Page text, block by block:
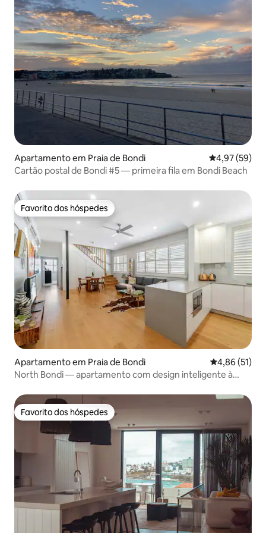
Apartamento em Praia de Bondi Classificação
4,97 (59)
Cartão postal de Bondi #5 — primeira fila em Bondi Beach
Favorito dos hóspedes
Favorito dos hóspedes
Apartamento em Praia de Bondi Classificação
4,86 (51)
North Bondi — apartamento com design inteligente à
Favorito dos hóspedes
Favorito dos hóspedes